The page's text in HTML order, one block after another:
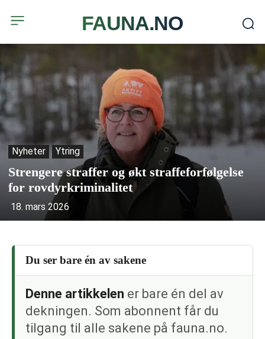
FAUNA.NO
Nyheter Ytring
Strengere straffer og økt straffeforfølgelse
for rovdyrkriminalitet
18. mars 2026
Du ser bare én av sakene
Denne artikkelen er bare én del av
dekningen. Som abonnent får du
tilgang til alle sakene på fauna.no.